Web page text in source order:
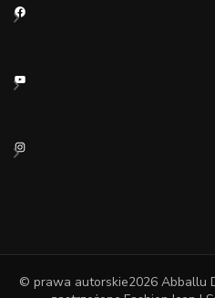
Facebook
YouTube
Instagram
© prawa autorskie2026 Abballu